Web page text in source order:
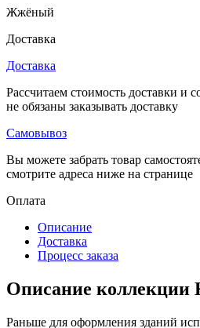
Жжёный
Доставка
Доставка
Рассчитаем стоимость доставки и
не обязаны заказывать доставку
Самовывоз
Вы можете забрать товар
смотрите адреса ниже на странице
Оплата
Описание
Доставка
Процесс заказа
Описание
Раньше для оформления зданий